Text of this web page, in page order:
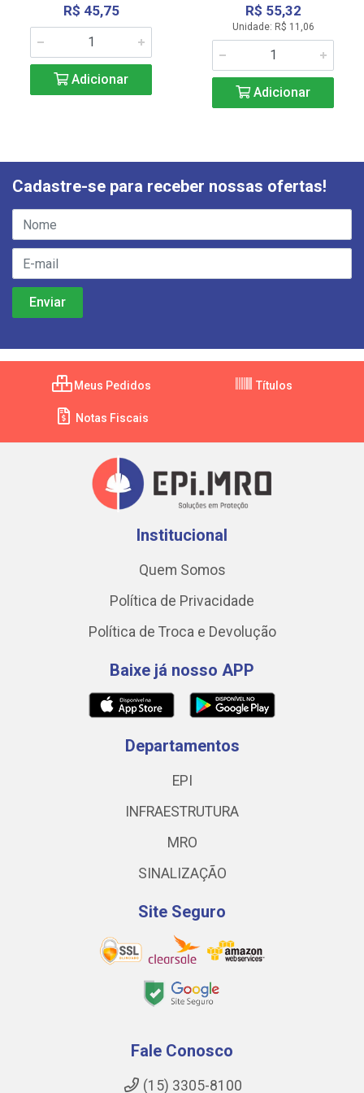
R$ 45,75
Adicionar
R$ 55,32
Unidade: R$ 11,06
Adicionar
Cadastre-se para receber nossas ofertas!
Meus Pedidos Títulos
Notas Fiscais
Institucional
Quem Somos
Política de Privacidade
Política de Troca e Devolução
Baixe já nosso APP
Departamentos
EPI
INFRAESTRUTURA
MRO
SINALIZAÇÃO
Site Seguro
Fale Conosco
(15) 3305-8100